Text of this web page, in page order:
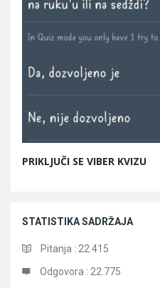
PRIKLJUČI SE VIBER KVIZU
STATISTIKA SADRŽAJA
Pitanja : 22.415
Odgovora : 22.775